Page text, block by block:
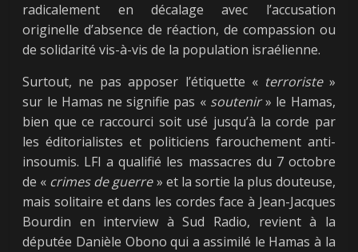
radicalement en décalage avec l’accusation
originelle d’absence de réaction, de compassion ou
de solidarité vis-à-vis de la population israélienne.
Surtout, ne pas apposer l’étiquette « terroriste»
sur le Hamas ne signifie pas « soutenir» le Hamas,
bien que ce raccourci soit usé jusqu’à la corde par
les éditorialistes et politiciens farouchement anti-
insoumis. LFI a qualifié les massacres du 7 octobre
de « crimes de guerre» et la sortie la plus douteuse,
mais solitaire et dans les cordes face à Jean-Jacques
Bourdin en interview à Sud Radio, revient à la
députée Danièle Obono qui a assimilé le Hamas à la